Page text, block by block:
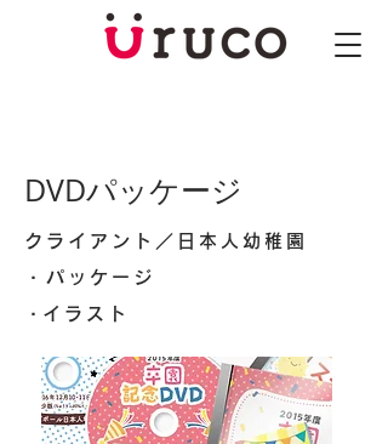
DVDパッケージ
クライアント／日本人幼稚園
・パッケージ
​・イラスト